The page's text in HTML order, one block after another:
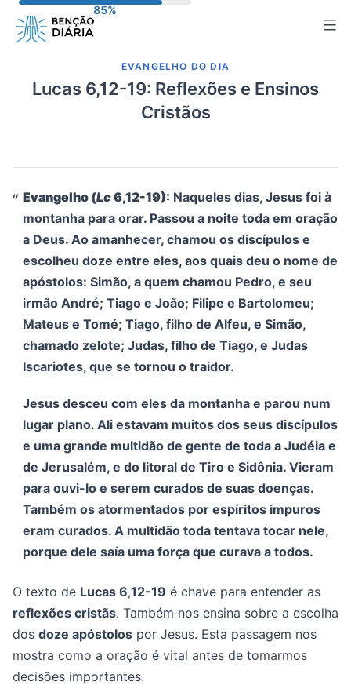
para
conteúdo
EVANGELHO DO DIA
Lucas 6,12-19: Reflexões e Ensinos
Cristãos
Evangelho (Lc6,12-19): Naqueles dias, Jesus foi à
montanha para orar. Passou a noite toda em oração
a Deus. Ao amanhecer, chamou os discípulos e
escolheu doze entre eles, aos quais deu o nome de
apóstolos: Simão, a quem chamou Pedro, e seu
irmão André; Tiago e João; Filipe e Bartolomeu;
Mateus e Tomé; Tiago, filho de Alfeu, e Simão,
chamado zelote; Judas, filho de Tiago, e Judas
Iscariotes, que se tornou o traidor.
Jesus desceu com eles da montanha e parou num
lugar plano. Ali estavam muitos dos seus discípulos
e uma grande multidão de gente de toda a Judéia e
de Jerusalém, e do litoral de Tiro e Sidônia. Vieram
para ouvi-lo e serem curados de suas doenças.
Também os atormentados por espíritos impuros
eram curados. A multidão toda tentava tocar nele,
porque dele saía uma força que curava a todos.
O texto de Lucas 6,12-19 é chave para entender as
reflexões cristãs. Também nos ensina sobre a escolha
dos doze apóstolos por Jesus. Esta passagem nos
mostra como a oração é vital antes de tomarmos
decisões importantes.